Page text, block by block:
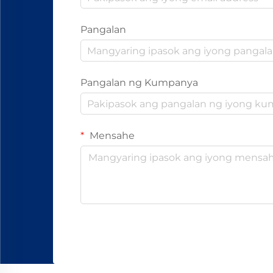
Pangalan
Pangalan ng Kumpanya
Mensahe